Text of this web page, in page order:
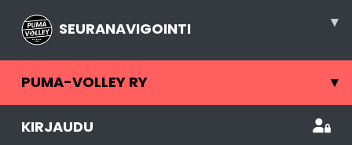
SEURANAVIGOINTI ▾
PUMA-VOLLEY RY ▾
KIRJAUDU